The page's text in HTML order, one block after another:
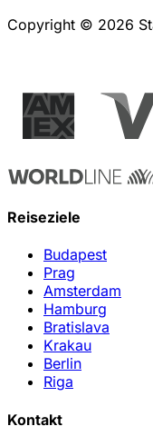
Copyright © 2026
Reiseziele
Budapest
Prag
Amsterdam
Hamburg
Bratislava
Krakau
Berlin
Riga
Kontakt